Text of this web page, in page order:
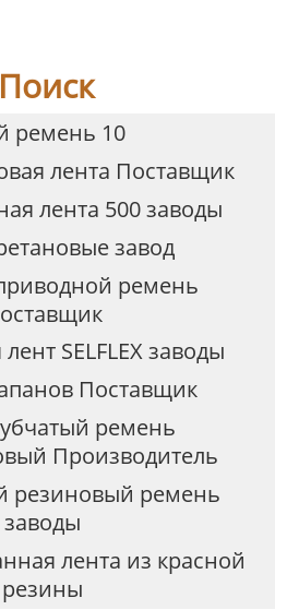
Поиск
ремень 10
лента Поставщик
лента 500 заводы
завод
ремень
SELFLEX заводы
Поставщик
ремень
Производитель
резиновый ремень
заводы
лента из красной
резины